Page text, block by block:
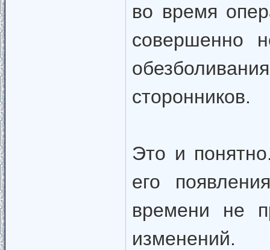
во время
совершенно
сторонников.
Это и
его
времени не
изменений.